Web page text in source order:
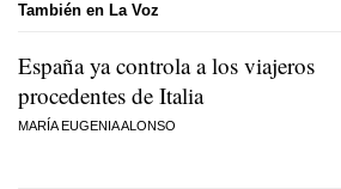
También en La Voz
España ya controla a los viajeros
procedentes de Italia
MARÍA EUGENIA ALONSO